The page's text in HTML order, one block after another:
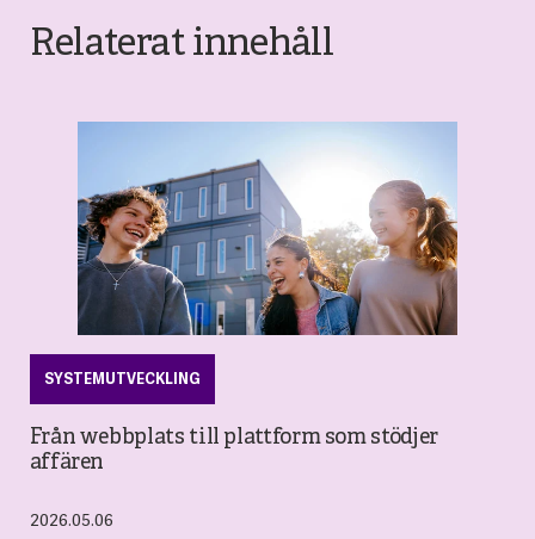
Relaterat innehåll
SYSTEMUTVECKLING
Från webbplats till plattform som stödjer
affären
2026.05.06